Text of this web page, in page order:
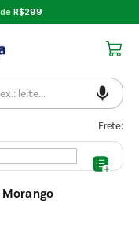
R$299
Frete: